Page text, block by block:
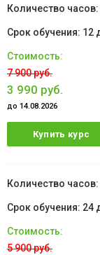
12
7 900 руб.
3 990 руб.
до 14.08.2026
Купить курс
24
5 900 руб.